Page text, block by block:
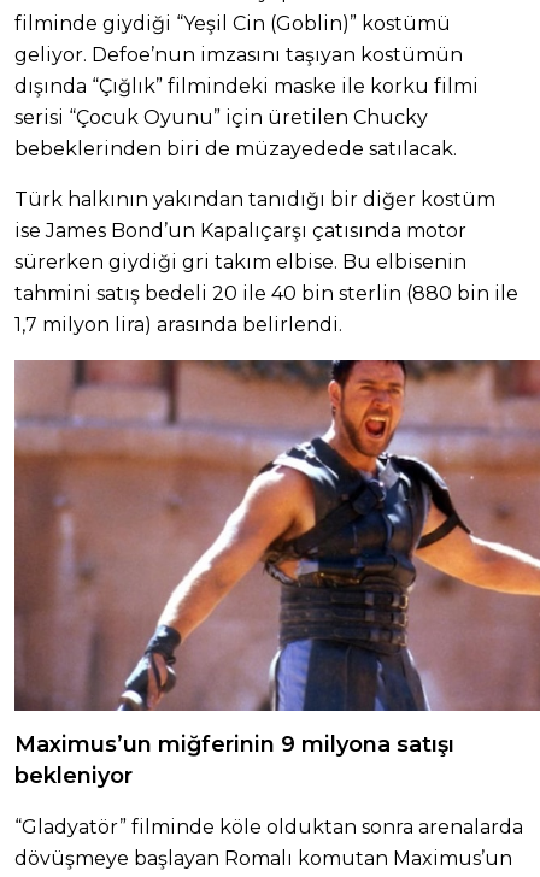
filminde giydiği “Yeşil Cin (Goblin)” kostümü
geliyor. Defoe’nun imzasını taşıyan kostümün
dışında “Çığlık” filmindeki maske ile korku filmi
serisi “Çocuk Oyunu” için üretilen Chucky
bebeklerinden biri de müzayedede satılacak.
Türk halkının yakından tanıdığı bir diğer kostüm
ise James Bond’un Kapalıçarşı çatısında motor
sürerken giydiği gri takım elbise. Bu elbisenin
tahmini satış bedeli 20 ile 40 bin sterlin (880 bin ile
1,7 milyon lira) arasında belirlendi.
Maximus’un miğferinin 9 milyona satışı
bekleniyor
“Gladyatör” filminde köle olduktan sonra arenalarda
dövüşmeye başlayan Romalı komutan Maximus’un